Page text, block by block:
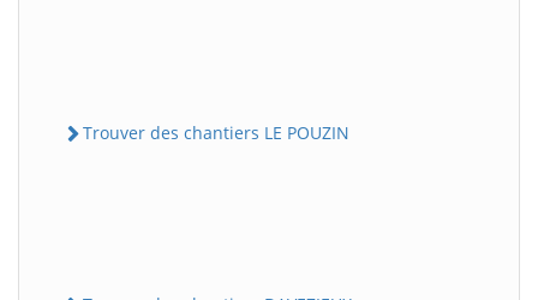
Trouver des chantiers LE POUZIN